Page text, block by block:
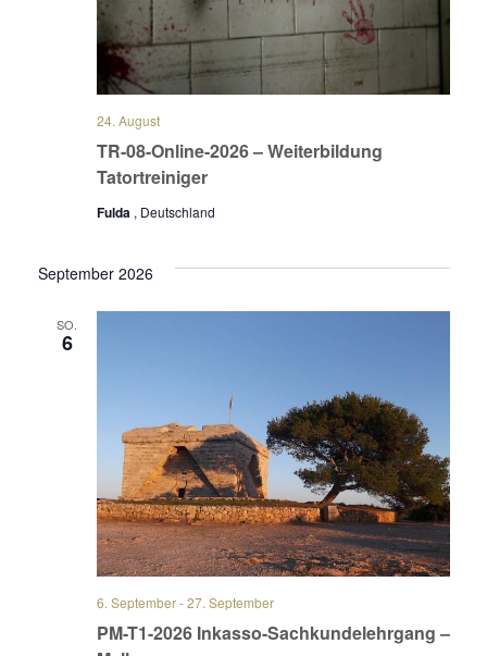
TR-08-Online-2026 – Weiterbildung
Tatortreiniger
24. August
Fulda , Deutschland
September 2026
SO.
6
PM-T1-2026 Inkasso-Sachkundelehrgang –
6. September-27. September